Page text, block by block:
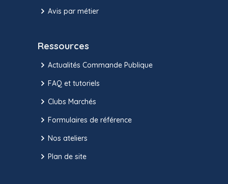
Avis par métier
Ressources
Actualités Commande Publique
FAQ et tutoriels
Clubs Marchés
Formulaires de référence
Nos ateliers
Plan de site